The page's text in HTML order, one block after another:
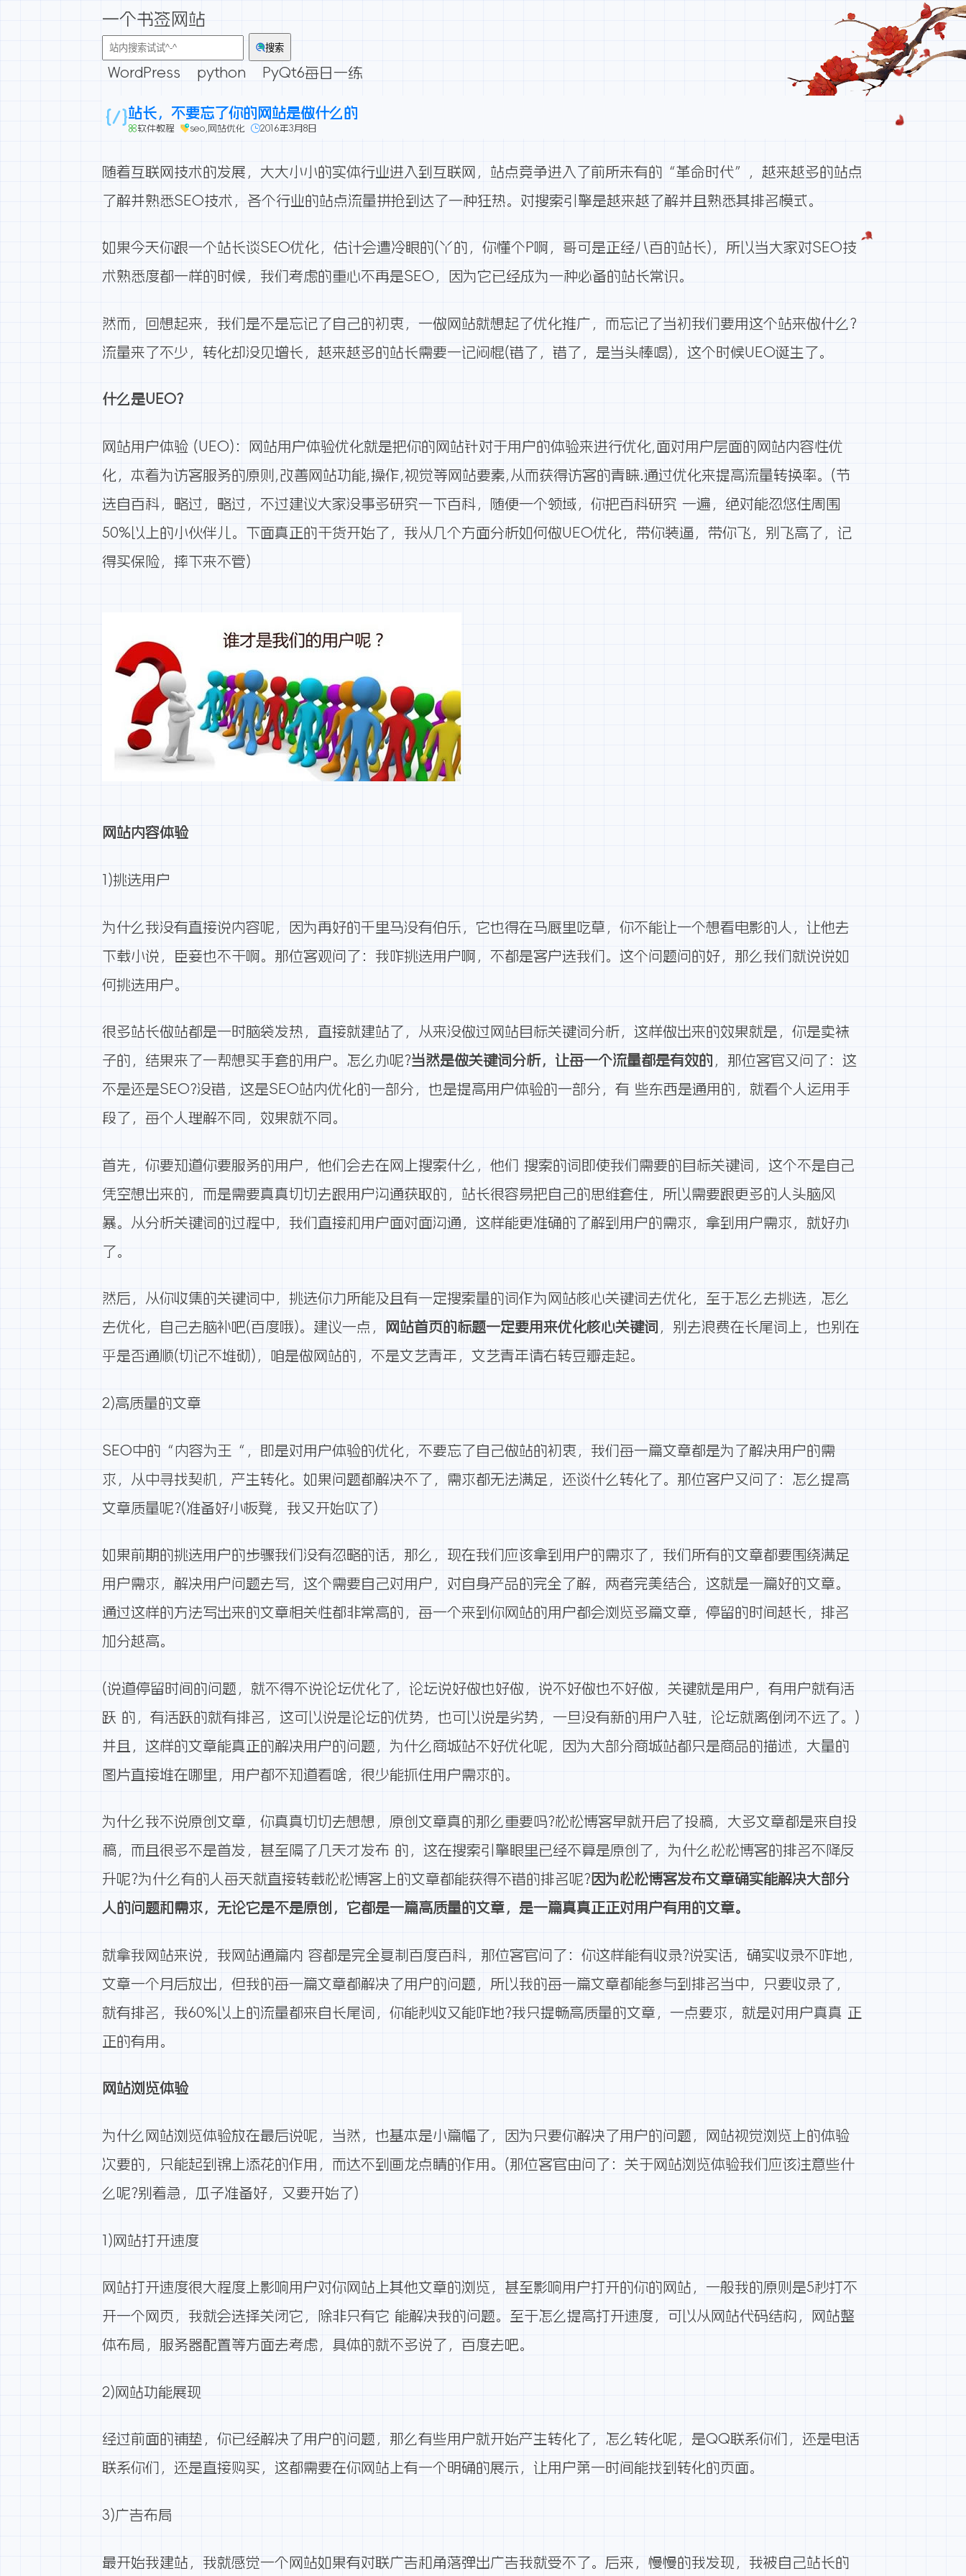
一个书签网站
搜索
WordPress python PyQt6每日一练
站长，不要忘了你的网站是做什么的
软件教程 seo 网站优化 2016年3月8日
随着互联网技术的发展，大大小小的实体行业进入到互联网，站点竞争进入了前所未有的“革命时代”，越来越多的站点
了解并熟悉SEO技术，各个行业的站点流量拼抢到达了一种狂热。对搜索引擎是越来越了解并且熟悉其排名模式。
如果今天你跟一个站长谈SEO优化，估计会遭冷眼的(丫的，你懂个P啊，哥可是正经八百的站长)，所以当大家对SEO技
术熟悉度都一样的时候，我们考虑的重心不再是SEO，因为它已经成为一种必备的站长常识。
然而，回想起来，我们是不是忘记了自己的初衷，一做网站就想起了优化推广，而忘记了当初我们要用这个站来做什么?
流量来了不少，转化却没见增长，越来越多的站长需要一记闷棍(错了，错了，是当头棒喝)，这个时候UEO诞生了。
什么是UEO?
网站用户体验 (UEO)：网站用户体验优化就是把你的网站针对于用户的体验来进行优化,面对用户层面的网站内容性优
化，本着为访客服务的原则,改善网站功能,操作,视觉等网站要素,从而获得访客的青睐.通过优化来提高流量转换率。(节
选自百科，略过，略过，不过建议大家没事多研究一下百科，随便一个领域，你把百科研究 一遍，绝对能忽悠住周围
50%以上的小伙伴儿。下面真正的干货开始了，我从几个方面分析如何做UEO优化，带你装逼，带你飞，别飞高了，记
得买保险，摔下来不管)
网站内容体验
1)挑选用户
为什么我没有直接说内容呢，因为再好的千里马没有伯乐，它也得在马厩里吃草，你不能让一个想看电影的人，让他去
下载小说，臣妾也不干啊。那位客观问了：我咋挑选用户啊，不都是客户选我们。这个问题问的好，那么我们就说说如
何挑选用户。
很多站长做站都是一时脑袋发热，直接就建站了，从来没做过网站目标关键词分析，这样做出来的效果就是，你是卖袜
子的，结果来了一帮想买手套的用户。怎么办呢?当然是做关键词分析，让每一个流量都是有效的 ，那位客官又问了：这
不是还是SEO?没错，这是SEO站内优化的一部分，也是提高用户体验的一部分，有 些东西是通用的，就看个人运用手
段了，每个人理解不同，效果就不同。
首先，你要知道你要服务的用户，他们会去在网上搜索什么，他们 搜索的词即使我们需要的目标关键词，这个不是自己
凭空想出来的，而是需要真真切切去跟用户沟通获取的，站长很容易把自己的思维套住，所以需要跟更多的人头脑风
暴。从分析关键词的过程中，我们直接和用户面对面沟通，这样能更准确的了解到用户的需求，拿到用户需求，就好办
了。
然后，从你收集的关键词中，挑选你力所能及且有一定搜索量的词作为网站核心关键词去优化，至于怎么去挑选，怎么
去优化，自己去脑补吧(百度哦)。建议一点，
网站首页的标题一定要用来优化核心关键词 ，别去浪费在长尾词上，也别在
乎是否通顺(切记不堆砌)，咱是做网站的，不是文艺青年，文艺青年请右转豆瓣走起。
2)高质量的文章
SEO中的“内容为王“，即是对用户体验的优化，不要忘了自己做站的初衷，我们每一篇文章都是为了解决用户的需
求，从中寻找契机，产生转化。如果问题都解决不了，需求都无法满足，还谈什么转化了。那位客户又问了：怎么提高
文章质量呢?(准备好小板凳，我又开始吹了)
如果前期的挑选用户的步骤我们没有忽略的话，那么，现在我们应该拿到用户的需求了，我们所有的文章都要围绕满足
用户需求，解决用户问题去写，这个需要自己对用户，对自身产品的完全了解，两者完美结合，这就是一篇好的文章。
通过这样的方法写出来的文章相关性都非常高的，每一个来到你网站的用户都会浏览多篇文章，停留的时间越长，排名
加分越高。
(说道停留时间的问题，就不得不说论坛优化了，论坛说好做也好做，说不好做也不好做，关键就是用户，有用户就有活
跃 的，有活跃的就有排名，这可以说是论坛的优势，也可以说是劣势，一旦没有新的用户入驻，论坛就离倒闭不远了。)
并且，这样的文章能真正的解决用户的问题，为什么商城站不好优化呢，因为大部分商城站都只是商品的描述，大量的
图片直接堆在哪里，用户都不知道看啥，很少能抓住用户需求的。
为什么我不说原创文章，你真真切切去想想，原创文章真的那么重要吗?松松博客早就开启了投稿，大多文章都是来自投
稿，而且很多不是首发，甚至隔了几天才发布 的，这在搜索引擎眼里已经不算是原创了，为什么松松博客的排名不降反
升呢?为什么有的人每天就直接转载松松博客 上的文章都能获得不错的排名呢? 因为松松博客发布文章确实能解决大部分
人的问题和需求，无论它是不是原创，它都是一篇高质量的文章，是一篇真真正正对用户有用的文章。
就拿我网站来说，我网站通篇内 容都是完全复制百度百科，那位客官问了：你这样能有收录?说实话，确实收录不咋地，
文章一个月后放出，但我的每一篇文章都解决了用户的问题，所以我的每一篇文章都能参与到排名当中，只要收录了，
就有排名，我60%以上的流量都来自长尾词，你能秒收又能咋地?我只提畅高质量的文章，一点要求，就是对用户真真 正
正的有用。
网站浏览体验
为什么网站浏览体验放在最后说呢，当然，也基本是小篇幅了，因为只要你解决了用户的问题，网站视觉浏览上的体验
次要的，只能起到锦上添花的作用，而达不到画龙点睛的作用。(那位客官由问了：关于网站浏览体验我们应该注意些什
么呢?别着急，瓜子准备好，又要开始了)
1)网站打开速度
网站打开速度很大程度上影响用户对你网站上其他文章的浏览，甚至影响用户打开的你的网站，一般我的原则是5秒打不
开一个网页，我就会选择关闭它，除非只有它 能解决我的问题。至于怎么提高打开速度，可以从网站代码结构，网站整
体布局，服务器配置等方面去考虑，具体的就不多说了，百度去吧。
2)网站功能展现
经过前面的铺垫，你已经解决了用户的问题，那么有些用户就开始产生转化了，怎么转化呢，是QQ联系你们，还是电话
联系你们，还是直接购买，这都需要在你网站上有一个明确的展示，让用户第一时间能找到转化的页面。
3)广告布局
最开始我建站，我就感觉一个网站如果有对联广告和角落弹出广告我就受不了。后来，慢慢的我发现，我被自己站长的